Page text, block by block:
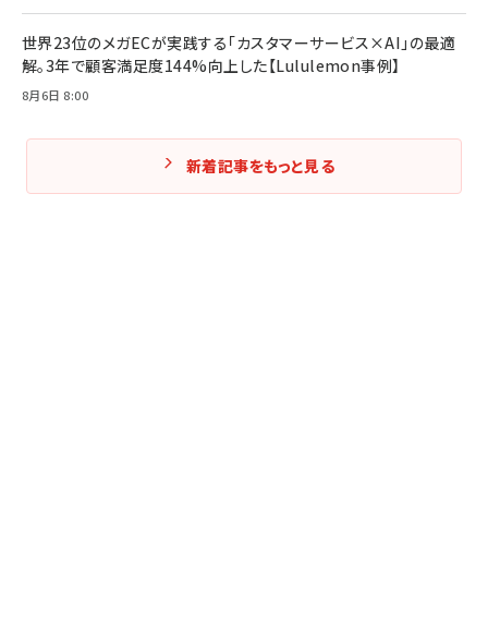
世界23位のメガECが実践する「カスタマーサービス×AI」の最適
解。3年で顧客満足度144%向上した【Lululemon事例】
8月6日 8:00
新着記事をもっと見る